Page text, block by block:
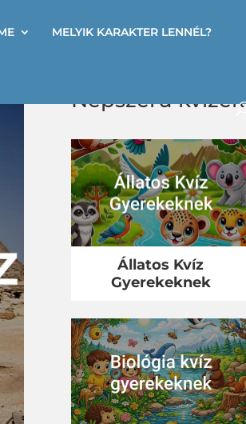
MELYIK KARAKTER LENNÉL?
Népszerű kvízek
Állatos Kvíz
Gyerekeknek